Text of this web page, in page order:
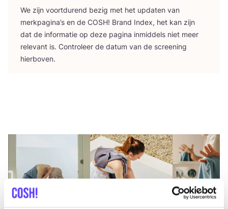
We zijn voort­du­rend bezig met het upda­ten van
merk­pa­gi­na’s en de COSH! Brand Index, het kan zijn
dat de infor­ma­tie op deze pagi­na inmid­dels niet meer
rele­vant is. Con­tro­leer de datum van de scree­ning
hierboven.